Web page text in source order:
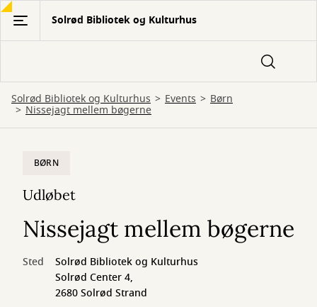
Gå
hovedindhold
Solrød Bibliotek og Kulturhus
Solrød Bibliotek og Kulturhus Events Børn
Nissejagt mellem bøgerne
BØRN
Udløbet
Nissejagt mellem bøgerne
Sted
Solrød Bibliotek og Kulturhus
Solrød Center 4,
2680 Solrød Strand